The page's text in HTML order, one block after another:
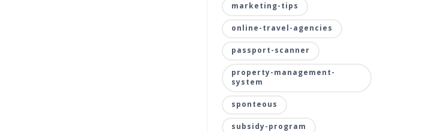
marketing-tips
online-travel-agencies
passport-scanner
property-management-
system
sponteous
subsidy-program